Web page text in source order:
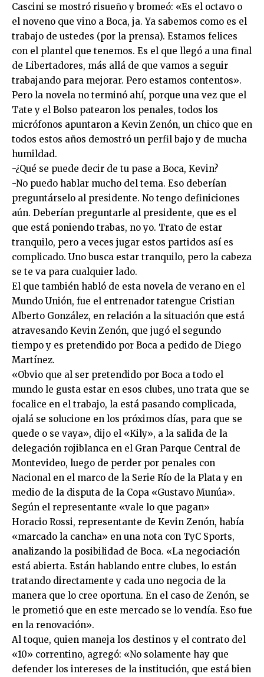
Cascini se mostró risueño y bromeó: «Es el octavo o
el noveno que vino a Boca, ja. Ya sabemos como es el
trabajo de ustedes (por la prensa). Estamos felices
con el plantel que tenemos. Es el que llegó a una final
de Libertadores, más allá de que vamos a seguir
trabajando para mejorar. Pero estamos contentos».
Pero la novela no terminó ahí, porque una vez que el
Tate y el Bolso patearon los penales, todos los
micrófonos apuntaron a Kevin Zenón, un chico que en
todos estos años demostró un perfil bajo y de mucha
humildad.
-¿Qué se puede decir de tu pase a Boca, Kevin?
-No puedo hablar mucho del tema. Eso deberían
preguntárselo al presidente. No tengo definiciones
aún. Deberían preguntarle al presidente, que es el
que está poniendo trabas, no yo. Trato de estar
tranquilo, pero a veces jugar estos partidos así es
complicado. Uno busca estar tranquilo, pero la cabeza
se te va para cualquier lado.
El que también habló de esta novela de verano en el
Mundo Unión, fue el entrenador tatengue Cristian
Alberto González, en relación a la situación que está
atravesando Kevin Zenón, que jugó el segundo
tiempo y es pretendido por Boca a pedido de Diego
Martínez.
«Obvio que al ser pretendido por Boca a todo el
mundo le gusta estar en esos clubes, uno trata que se
focalice en el trabajo, la está pasando complicada,
ojalá se solucione en los próximos días, para que se
quede o se vaya», dijo el «Kily», a la salida de la
delegación rojiblanca en el Gran Parque Central de
Montevideo, luego de perder por penales con
Nacional en el marco de la Serie Río de la Plata y en
medio de la disputa de la Copa «Gustavo Munúa».
Según el representante «vale lo que pagan»
Horacio Rossi, representante de Kevin Zenón, había
«marcado la cancha» en una nota con TyC Sports,
analizando la posibilidad de Boca. «La negociación
está abierta. Están hablando entre clubes, lo están
tratando directamente y cada uno negocia de la
manera que lo cree oportuna. En el caso de Zenón, se
le prometió que en este mercado se lo vendía. Eso fue
en la renovación».
Al toque, quien maneja los destinos y el contrato del
«10» correntino, agregó: «No solamente hay que
defender los intereses de la institución, que está bien